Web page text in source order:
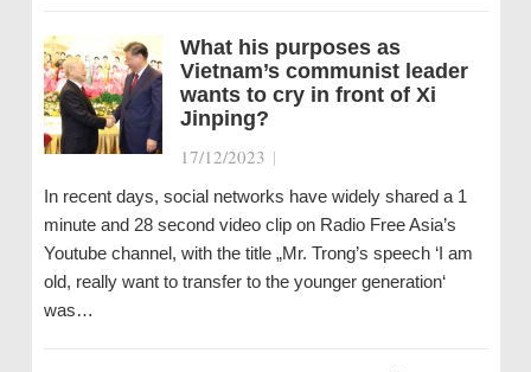
What his purposes as
Vietnam’s communist leader
wants to cry in front of Xi
Jinping?
17/12/2023 |
In recent days, social networks have widely shared a 1
minute and 28 second video clip on Radio Free Asia’s
Youtube channel, with the title „Mr. Trong’s speech ‘I am
old, really want to transfer to the younger generation‘
was…